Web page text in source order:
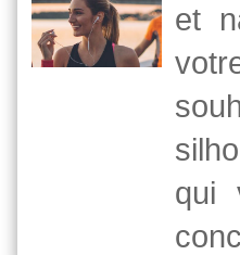
et
qui